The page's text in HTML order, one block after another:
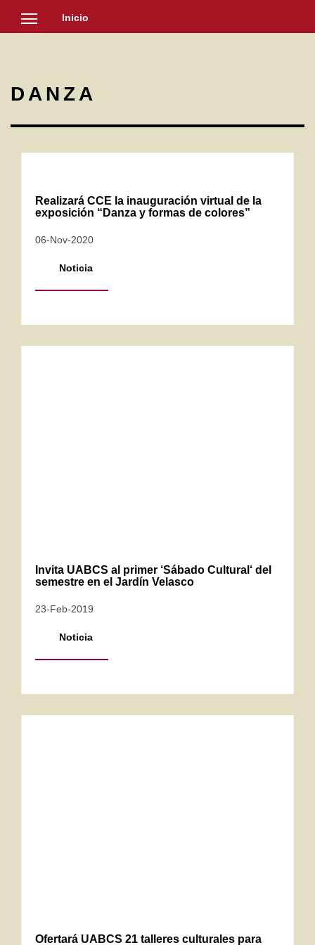
Inicio
SOCIEDAD
NOTICIAS
DANZA
Realizará CCE la inauguración virtual de la
exposición “Danza y formas de colores”
06-Nov-2020
Noticia
Invita UABCS al primer ‘Sábado Cultural‘ del
semestre en el Jardín Velasco
23-Feb-2019
Noticia
Ofertará UABCS 21 talleres culturales para